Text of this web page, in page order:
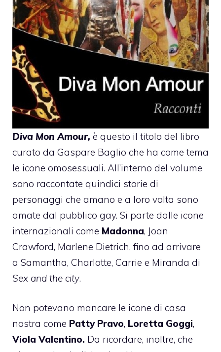
Diva Mon Amour, è questo il titolo del libro
curato da Gaspare Baglio che ha come tema
le icone omosessuali. All’interno del volume
sono raccontate quindici storie di
personaggi che amano e a loro volta sono
amate dal pubblico gay. Si parte dalle icone
internazionali come Madonna, Joan
Crawford, Marlene Dietrich, fino ad arrivare
a Samantha, Charlotte, Carrie e Miranda di
Sex and the city.
Non potevano mancare le icone di casa
nostra come Patty Pravo, Loretta Goggi,
Viola Valentino. Da ricordare, inoltre, che